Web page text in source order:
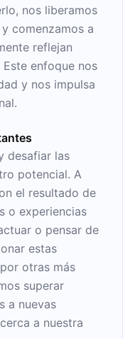
nos liberamos
comenzamos a
reflejan
enfoque nos
y nos impulsa
desafiar las
potencial. A
el resultado de
o experiencias
o pensar de
estas
otras más
superar
a nuevas
a nuestra